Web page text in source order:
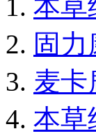
本草
固
麦卡
本草